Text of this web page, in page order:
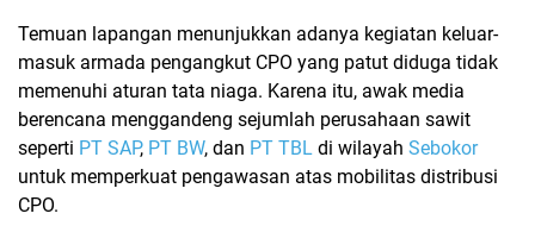
Temuan lapangan menunjukkan adanya kegiatan keluar-
masuk armada pengangkut CPO yang patut diduga tidak
memenuhi aturan tata niaga. Karena itu, awak media
berencana menggandeng sejumlah perusahaan sawit
seperti PT SAP, PT BW, dan PT TBL di wilayah Sebokor
untuk memperkuat pengawasan atas mobilitas distribusi
CPO.